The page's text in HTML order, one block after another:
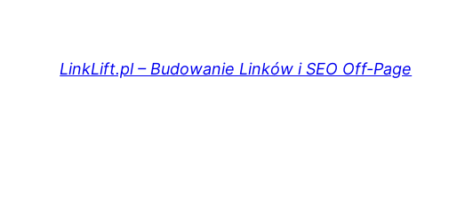
LinkLift.pl – Budowanie Linków i SEO Off-Page